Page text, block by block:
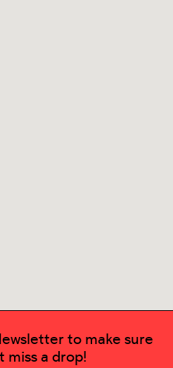
to make sure
miss a drop!